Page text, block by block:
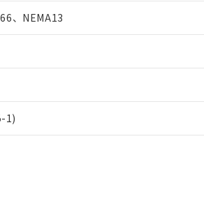
、NEMA13
1)